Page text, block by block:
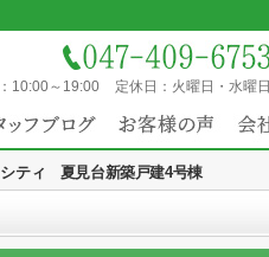
10:00～19:00 定休日： 火曜日・水曜日
ティ 夏見台新築戸建4号棟